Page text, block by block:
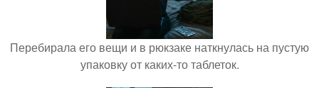
Перебирала его вещи и в рюкзаке наткнулась на пустую
упаковку от каких-то таблеток.